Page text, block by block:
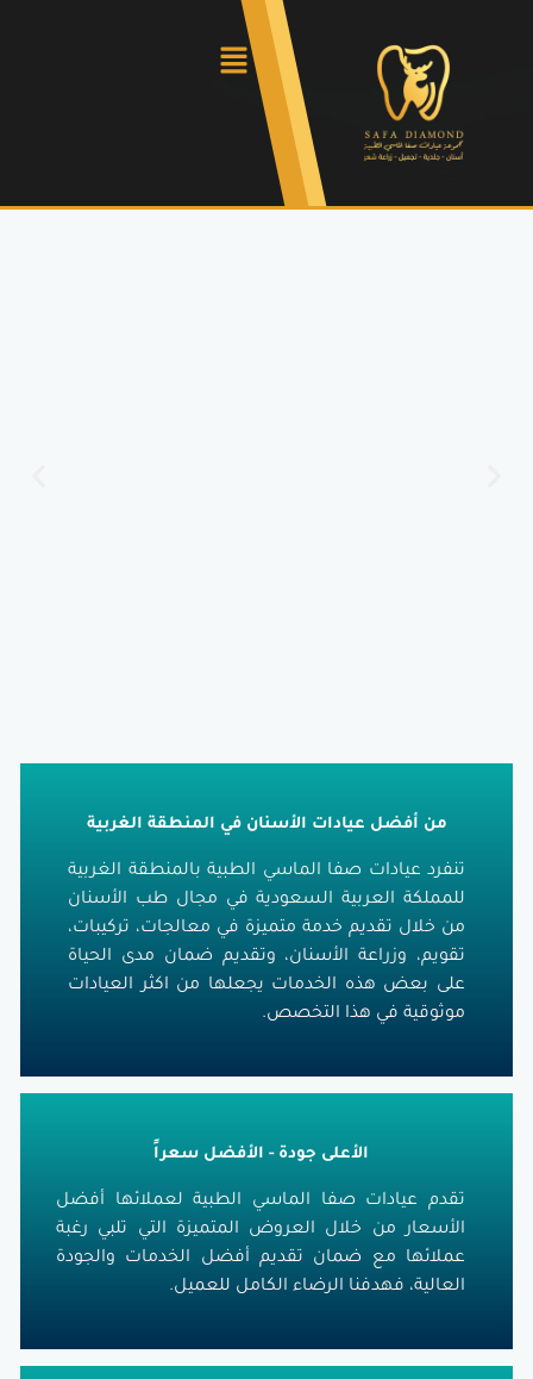
عيادات الأسنان في المنطقة الغربية
صفا الماسي الطبية بالمنطقة الغربية
العربية السعودية في مجال طب الأسنان
تقديم خدمة متميزة في معالجات، تركيبات،
الأسنان، وتقديم ضمان مدى الحياة
هذه الخدمات يجعلها من اكثر العيادات
في هذا التخصص.
الأعلى جودة - الأفضل سعراً
صفا الماسي الطبية لعملائها أفضل
من خلال العروض المتميزة التي تلبي رغبة
مع ضمان تقديم أفضل الخدمات والجودة
فهدفنا الرضاء الكامل للعميل.